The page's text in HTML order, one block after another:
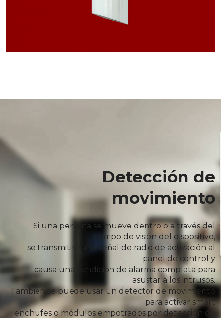
Detección de
movimiento
Si una persona se mueve dentro o a través del
campo de visión del dispositivo,
se transmitirá una señal de radio de activación al
panel de control y
causa una condición de alarma completa para
asustar a los intrusos.
También se puede usar un detector de movimiento
para activar smart
enchufes o módulos empotrados por detección de